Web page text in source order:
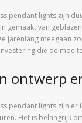
pendant lights zijn
gemaakt van
jarenlang meegaan
die de
ontwerp
pendant lights zijn er
Het is belangrijk